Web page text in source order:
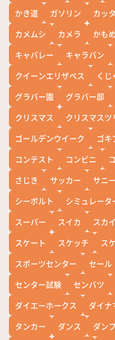
かき道
ガソリン カッ
カメムシ
カメラ かもめ
キャバレー
キャラバン
クイーンエリザベス
くじ
グラバー園
グラバー邸
クリスマス
クリスマスツ
ゴールデンウイーク
ゴキ
コンテスト
コンビニ
さじき
サッカー サニー
シーボルト
シミュレータ
スーパー
スイカ スカ
スケート
スケッチ ス
スポーツセンター
セール
センター試験
センバツ
ダイエーホークス
ダイナ
タンカー
ダンス ダン